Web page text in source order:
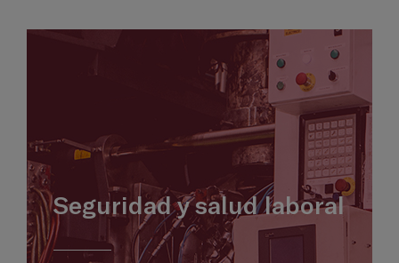
Seguridad y salud laboral